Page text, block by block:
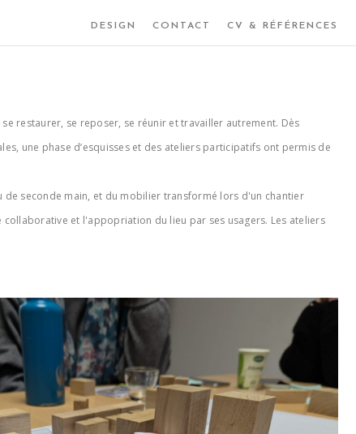
DESIGN CONTACT CV & RÉFÉRENCES
restaurer, se reposer, se réunir et travailler autrement. Dès
une phase d’esquisses et des ateliers participatifs ont permis de
seconde main, et du mobilier transformé lors d'un chantier
et l'appopriation du lieu par ses usagers. Les ateliers